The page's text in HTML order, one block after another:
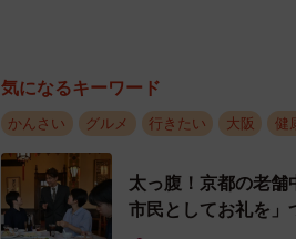
気になるキーワード
かんさい グルメ 行きたい 大阪 健
太っ腹！京都の老
市民としてお礼を」